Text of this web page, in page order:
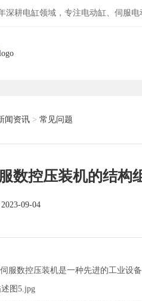
深耕电缸领域，专注电动缸、伺服
闻资讯 > 常见问题
数控压装机的结构
2023-09-04
数控压装机是一种先进的工业设备